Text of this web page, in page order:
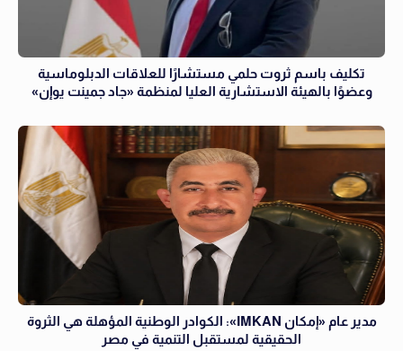
تكليف باسم ثروت حلمي مستشارًا للعلاقات الدبلوماسية
وعضوًا بالهيئة الاستشارية العليا لمنظمة «جاد جمينت يوإن»
مدير عام «إمكان IMKAN»: الكوادر الوطنية المؤهلة هي الثروة
الحقيقية لمستقبل التنمية في مصر